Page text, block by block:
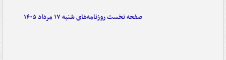
صفحه نخست روزنامه‌های شنبه ۱۷ مرداد ۱۴۰۵